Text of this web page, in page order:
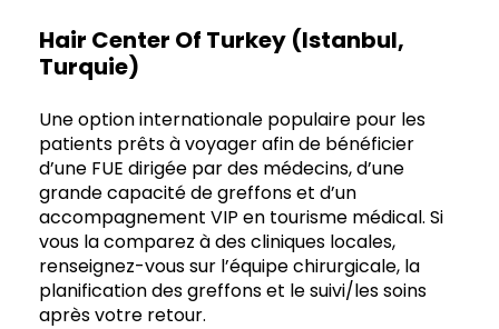
Hair Center Of Turkey (Istanbul,
Turquie)
Une option internationale populaire pour les
patients prêts à voyager afin de bénéficier
d’une FUE dirigée par des médecins, d’une
grande capacité de greffons et d’un
accompagnement VIP en tourisme médical. Si
vous la comparez à des cliniques locales,
renseignez-vous sur l’équipe chirurgicale, la
planification des greffons et le suivi/les soins
après votre retour.